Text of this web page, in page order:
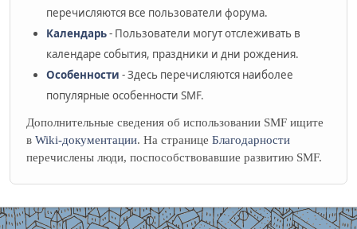
перечисляются все пользователи форума.
Календарь- Пользователи могут отслеживать в
календаре события, праздники и дни рождения.
Особенности - Здесь перечисляются наиболее
популярные особенности SMF.
Дополнительные сведения об использовании SMF ищите
в Wiki-документации. На странице Благодарности
перечислены люди, поспособствовавшие развитию SMF.